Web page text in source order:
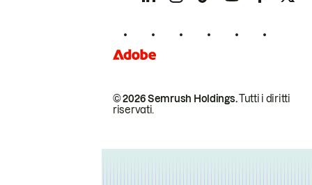
© 2026 Semrush Holdings.Tutti i diritti
riservati.